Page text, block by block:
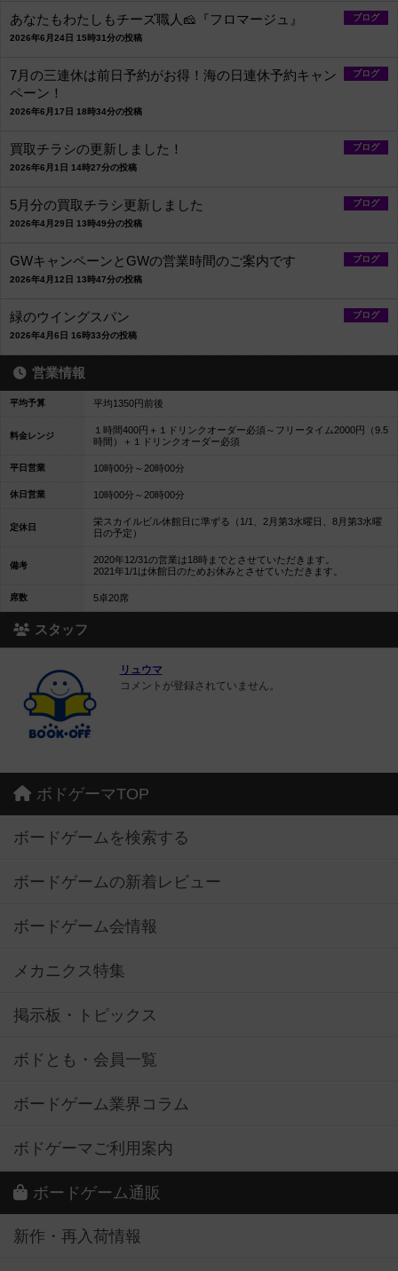
ブログ
あなたもわたしもチーズ職人🧀『フロマージュ』
2026年6月24日 15時31分の投稿
ブログ
7月の三連休は前日予約がお得！海の日連休予約キャン
ペーン！
2026年6月17日 18時34分の投稿
ブログ
買取チラシの更新しました！
2026年6月1日 14時27分の投稿
ブログ
5月分の買取チラシ更新しました
2026年4月29日 13時49分の投稿
ブログ
GWキャンペーンとGWの営業時間のご案内です
2026年4月12日 13時47分の投稿
ブログ
緑のウイングスパン
2026年4月6日 16時33分の投稿
営業情報
平均予算 平均1350円前後
料金レンジ
１時間400円＋１ドリンクオーダー必須～フリータイム2000円（9.5
時間）＋１ドリンクオーダー必須
平日営業 10時00分～20時00分
休日営業 10時00分～20時00分
定休日
栄スカイルビル休館日に準ずる（1/1、2月第3水曜日、8月第3水曜
日の予定）
備考
2020年12/31の営業は18時までとさせていただきます。
2021年1/1は休館日のためお休みとさせていただきます。
席数 5卓20席
スタッフ
リュウマ
コメントが登録されていません。
ボドゲーマTOP
ボードゲームを検索する
ボードゲームの新着レビュー
ボードゲーム会情報
メカニクス特集
掲示板・トピックス
ボドとも・会員一覧
ボードゲーム業界コラム
ボドゲーマご利用案内
ボードゲーム通販
新作・再入荷情報